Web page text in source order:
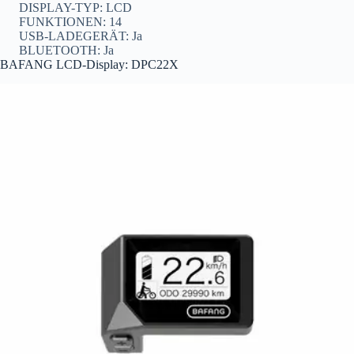
DISPLAY-TYP: LCD
FUNKTIONEN: 14
USB-LADEGERÄT: Ja
BLUETOOTH: Ja
BAFANG LCD-Display: DPC22X